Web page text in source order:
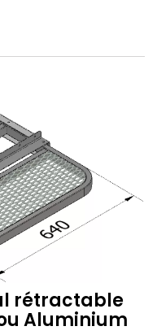
rétractable
Aluminium